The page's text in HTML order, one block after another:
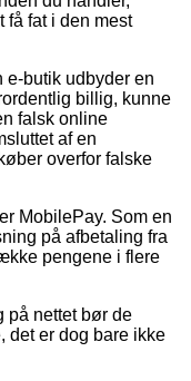
få fat i den mest
e-butik udbyder en
billig, kunne
falsk online
af en
overfor falske
MobilePay. Som en
på afbetaling fra
pengene i flere
på nettet bør de
det er dog bare ikke